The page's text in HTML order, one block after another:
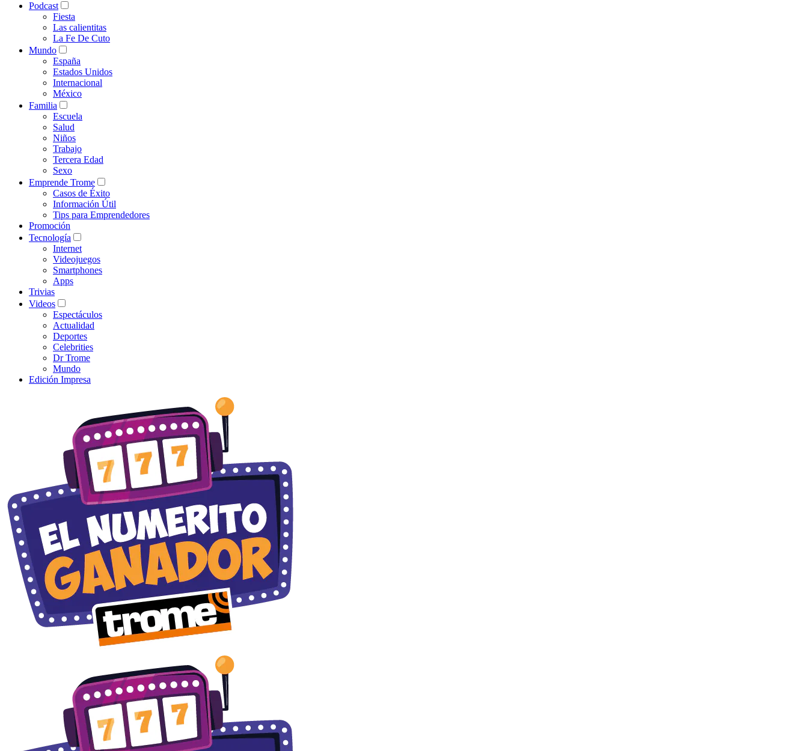
Podcast
Fiesta
Las calientitas
La Fe De Cuto
Mundo
España
Estados Unidos
Internacional
México
Familia
Escuela
Salud
Niños
Trabajo
Tercera Edad
Sexo
Emprende Trome
Casos de Éxito
Información Útil
Tips para Emprendedores
Promoción
Tecnología
Internet
Videojuegos
Smartphones
Apps
Trivias
Videos
Espectáculos
Actualidad
Deportes
Celebrities
Dr Trome
Mundo
Edición Impresa